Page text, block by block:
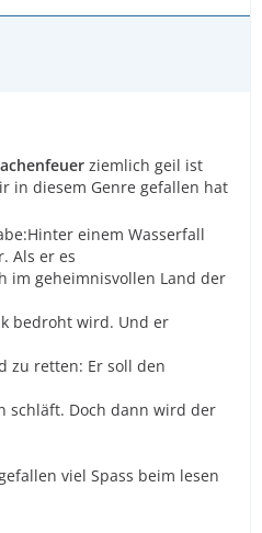
ziemlich geil ist
in diesem Genre gefallen hat
einem Wasserfall
Als er es
im geheimnisvollen Land der
bedroht wird. Und er
zu retten: Er soll den
schläft. Doch dann wird der
viel Spass beim lesen